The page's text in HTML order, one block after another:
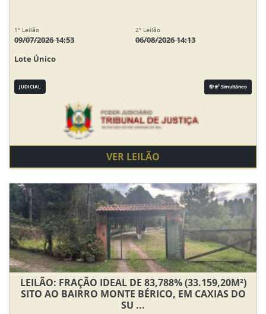
1° Leilão
09/07/2026 14:53
2° Leilão
06/08/2026 14:13
Lote Único
JUDICIAL Simultâneo
VER LEILÃO
LEILÃO: FRAÇÃO IDEAL DE 83,788% (33.159,20M²)
SITO AO BAIRRO MONTE BÉRICO, EM CAXIAS DO
SU ...